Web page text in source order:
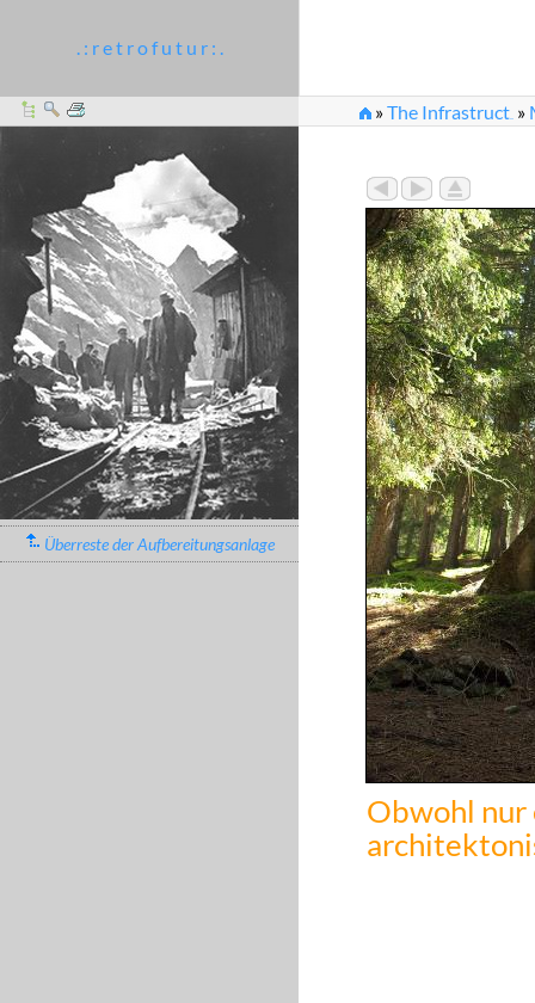
. : r e t r o f u t u r : .
»The Infrastruct »
Überreste der Aufbereitungsanlage
Obwohl nur